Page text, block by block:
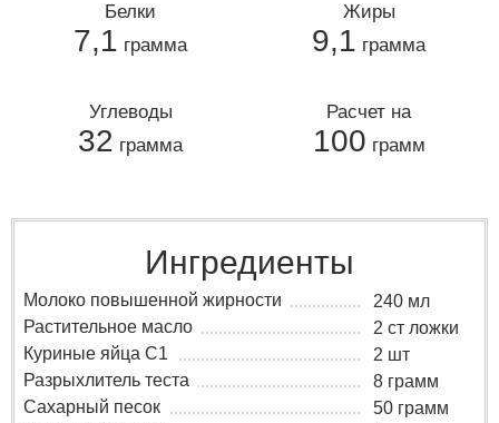
Белки
7,1 грамма
Жиры
9,1 грамма
Углеводы
32 грамма
Расчет на
100 грамм
Ингредиенты
Молоко повышенной жирности
240 мл
Растительное масло
2 ст ложки
Куриные яйца C1
2 шт
Разрыхлитель теста
8 грамм
Сахарный песок
50 грамм